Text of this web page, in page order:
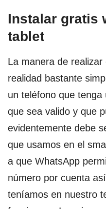
Instalar gratis
tablet
La manera de
realidad bastante
un teléfono que
que sea valido y que
evidentemente debe
que usamos en el
a que WhatsApp
número por cuenta
teníamos en nuestro